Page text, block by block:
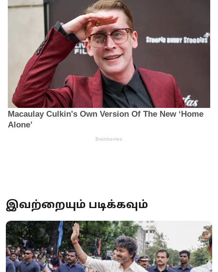
இவற்றையும் படிக்கவும்